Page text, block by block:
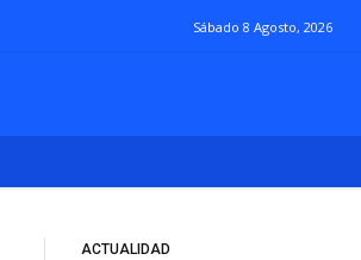
Sábado 8 Agosto, 2026
ACTUALIDAD